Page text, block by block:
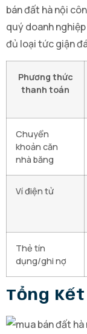
bán đất hà nội
quý doanh
đủ loại tức giận
Phương thức
thanh toán
Chuyển
khoản căn
nhà băng
Ví điện tử
Thẻ tín
dụng/ghi nợ
Tổng Kết